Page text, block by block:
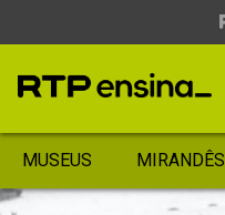
MUSEUS MIRANDÊS